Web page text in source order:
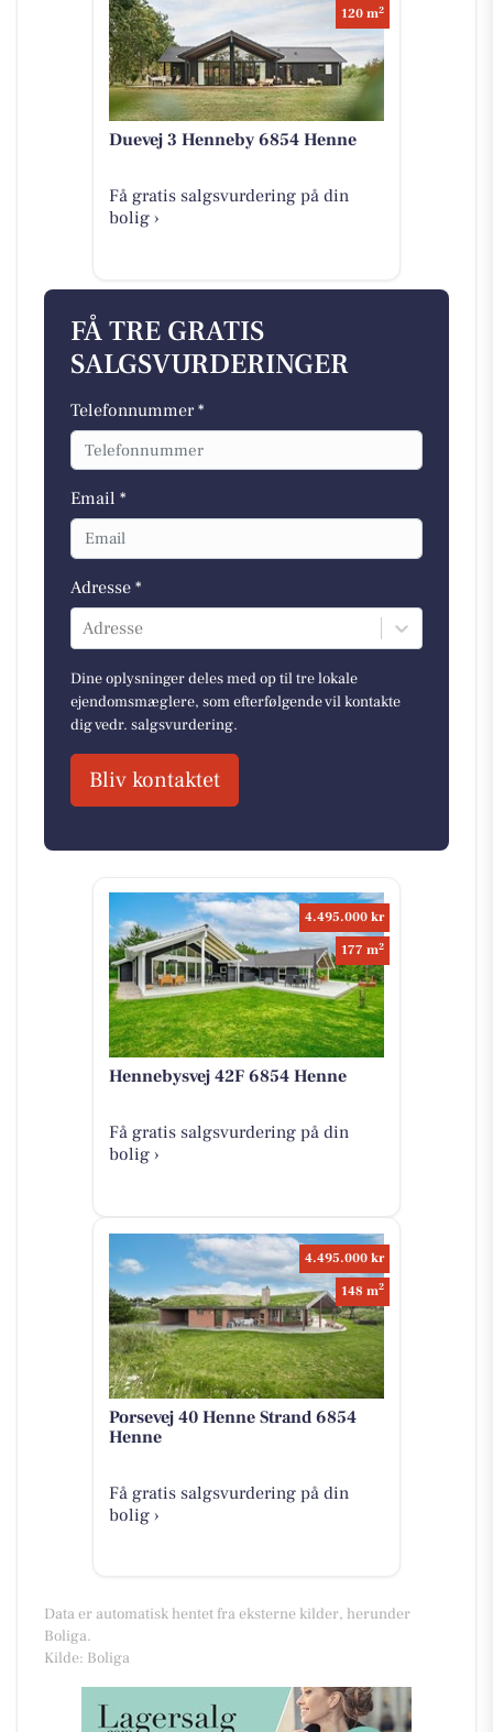
120 m2
Duevej 3 Henneby 6854 Henne
Få gratis salgsvurdering på din
bolig ›
FÅ TRE GRATIS
SALGSVURDERINGER
Telefonnummer *
Email *
Adresse *
Adresse
Dine oplysninger deles med op til tre lokale
ejendomsmæglere, som efterfølgende vil kontakte
dig vedr. salgsvurdering.
Bliv kontaktet
4.495.000 kr
177 m2
Hennebysvej 42F 6854 Henne
Få gratis salgsvurdering på din
bolig ›
4.495.000 kr
148 m2
Porsevej 40 Henne Strand 6854
Henne
Få gratis salgsvurdering på din
bolig ›
Data er automatisk hentet fra eksterne kilder, herunder
Boliga.
Kilde: Boliga